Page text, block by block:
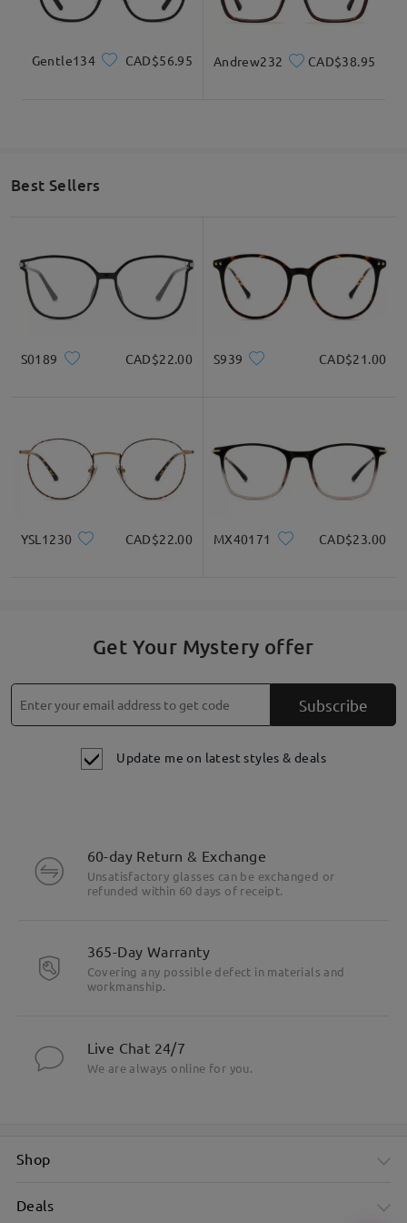
Read all Reviews
Write a Review
Gentle134 CAD$56.95 Andrew232 CAD$38.95
Best Sellers
S0189 CAD$22.00 S939 CAD$21.00
YSL1230 CAD$22.00 MX40171 CAD$23.00
Get Your Mystery offer
Subscribe
Update me on latest styles & deals
60-day Return & Exchange
Unsatisfactory glasses can be exchanged or
refunded within 60 days of receipt.
365-Day Warranty
Covering any possible defect in materials and
workmanship.
Live Chat 24/7
We are always online for you.
Shop
Deals